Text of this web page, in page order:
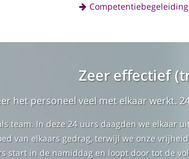
Competentiebegeleiding
Zeer effectief
het personeel veel met elkaar werkt.
team. In deze 24 uurs daagden we elkaar
van elkaars gedrag, terwijl we onze
start in de namiddag en loopt door tot de